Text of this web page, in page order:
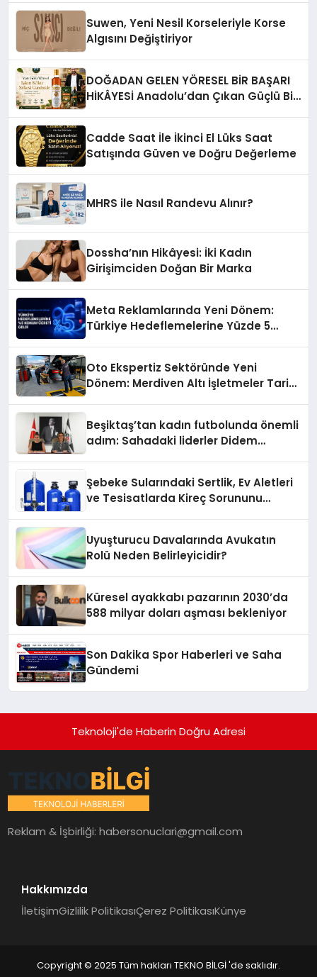
Suwen, Yeni Nesil Korseleriyle Korse
Algısını Değiştiriyor
DOĞADAN GELEN YÖRESEL BİR BAŞARI
HİKÂYESİ Anadolu’dan Çıkan Güçlü Bir
Cadde Saat İle İkinci El Lüks Saat
Satışında Güven ve Doğru Değerleme
MHRS ile Nasıl Randevu Alınır?
Dossha’nın Hikâyesi: İki Kadın
Girişimciden Doğan Bir Marka
Meta Reklamlarında Yeni Dönem:
Türkiye Hedeflemelerine Yüzde 5
Oto Ekspertiz Sektöründe Yeni
Dönem: Merdiven Altı İşletmeler Tarih
Beşiktaş’tan kadın futbolunda önemli
adım: Sahadaki liderler Didem
Şebeke Sularındaki Sertlik, Ev Aletleri
ve Tesisatlarda Kireç Sorununu
Uyuşturucu Davalarında Avukatın
Rolü Neden Belirleyicidir?
Küresel ayakkabı pazarının 2030’da
588 milyar doları aşması bekleniyor
Son Dakika Spor Haberleri ve Saha
Gündemi
Teknoloji'de Haberin Doğru Adresi
Reklam & İşbirliği:habersonuclari@gmail.com
Hakkımızda
İletişimGizlilik PolitikasıÇerez PolitikasıKünye
Copyright © 2025 Tüm hakları TEKNO BİLGİ 'de saklıdır.